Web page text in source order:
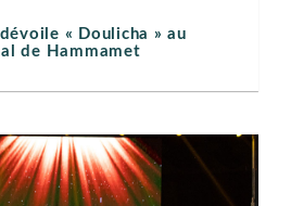
« Doulicha » au
de Hammamet